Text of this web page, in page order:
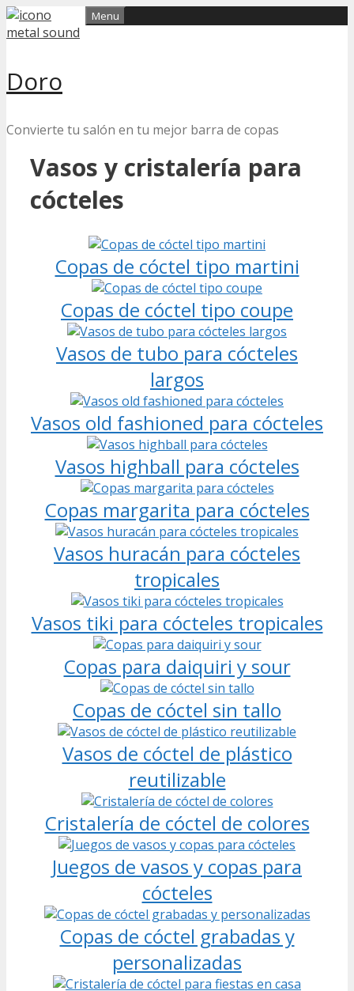
Skip
to
Doro
Convierte tu salón en tu mejor barra de copas
Menu
Vasos y cristalería para
cócteles
Copas de cóctel tipo martini
Copas de cóctel tipo coupe
Vasos de tubo para cócteles
largos
Vasos old fashioned para cócteles
Vasos highball para cócteles
Copas margarita para cócteles
Vasos huracán para cócteles
tropicales
Vasos tiki para cócteles tropicales
Copas para daiquiri y sour
Copas de cóctel sin tallo
Vasos de cóctel de plástico
reutilizable
Cristalería de cóctel de colores
Juegos de vasos y copas para
cócteles
Copas de cóctel grabadas y
personalizadas